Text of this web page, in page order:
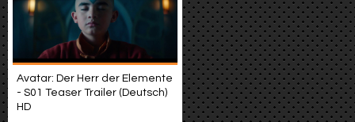
Avatar: Der Herr der Elemente
- S01 Teaser Trailer (Deutsch)
HD